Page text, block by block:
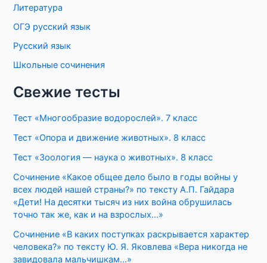
Литература
ОГЭ русский язык
Русский язык
Школьные сочинения
Свежие тесты
Тест «Многообразие водорослей». 7 класс
Тест «Опора и движение животных». 8 класс
Тест «Зоология — наука о животных». 8 класс
Сочинение «Какое общее дело было в годы войны у
всех людей нашей страны?» по тексту А.П. Гайдара
«Дети! На десятки тысяч из них война обрушилась
точно так же, как и на взрослых…»
Сочинение «В каких поступках раскрывается характер
человека?» по тексту Ю. Я. Яковлева «Вера никогда не
завидовала мальчишкам…»